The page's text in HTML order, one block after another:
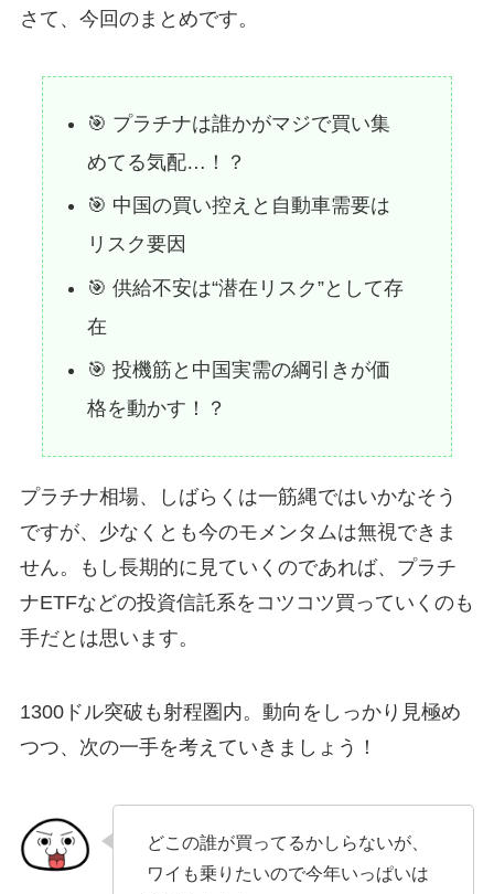
さて、今回のまとめです。
🎯 プラチナは誰かがマジで買い集
めてる気配…！？
🎯 中国の買い控えと自動車需要は
リスク要因
🎯 供給不安は“潜在リスク”として存
在
🎯 投機筋と中国実需の綱引きが価
格を動かす！？
プラチナ相場、しばらくは一筋縄ではいかなそう
ですが、少なくとも今のモメンタムは無視できま
せん。もし長期的に見ていくのであれば、プラチ
ナETFなどの投資信託系をコツコツ買っていくのも
手だとは思います。
1300ドル突破も射程圏内。動向をしっかり見極め
つつ、次の一手を考えていきましょう！
どこの誰が買ってるかしらないが、
ワイも乗りたいので今年いっぱいは